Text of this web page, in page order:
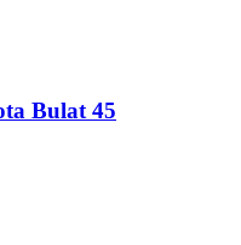
Bulat 45